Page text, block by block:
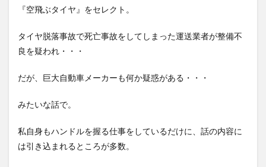
『空飛ぶタイヤ』をセレクト。
タイヤ脱落事故で死亡事故をしてしまった運送業者が整備不
良を疑われ・・・
だが、巨大自動車メーカーも何か疑惑がある・・・
みたいな話で。
私自身もハンドルを握る仕事をしているだけに、話の内容に
は引き込まれるところが多数。